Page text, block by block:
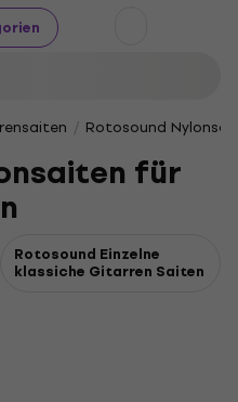
Rotosound
für
Rotosound Einzelne
klassiche Gitarren Saiten